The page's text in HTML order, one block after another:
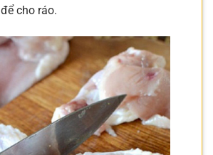
để cho ráo.